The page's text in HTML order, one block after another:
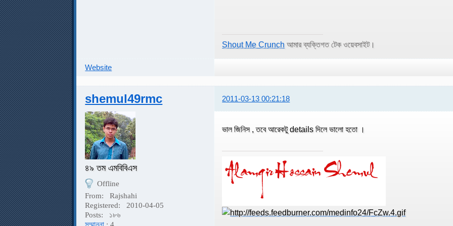
Shout Me Crunch আমার ব্যক্তিগত টেক ওয়েবসাইট।
Website
shemul49rmc 2011-03-13 00:21:18
৪৯ তম এমবিবিএস
Offline
From:
Rajshahi
Registered:
2010-04-05
Posts:
১৮৬
সম্মাননা : 4
ভাল জিনিস , তবে আরেকটু details দিলে ভালো হতো ।